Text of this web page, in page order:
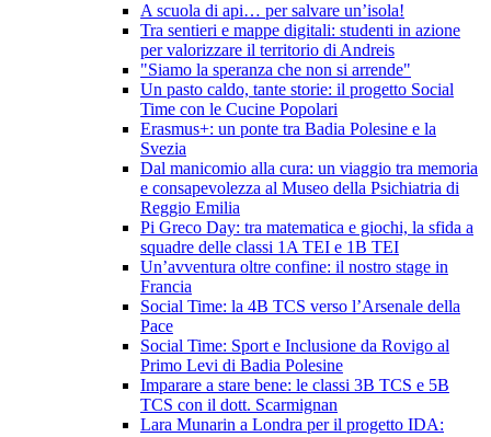
A scuola di api… per salvare un’isola!
Tra sentieri e mappe digitali: studenti in azione
per valorizzare il territorio di Andreis
"Siamo la speranza che non si arrende"
Un pasto caldo, tante storie: il progetto Social
Time con le Cucine Popolari
Erasmus+: un ponte tra Badia Polesine e la
Svezia
Dal manicomio alla cura: un viaggio tra memoria
e consapevolezza al Museo della Psichiatria di
Reggio Emilia
Pi Greco Day: tra matematica e giochi, la sfida a
squadre delle classi 1A TEI e 1B TEI
Un’avventura oltre confine: il nostro stage in
Francia
Social Time: la 4B TCS verso l’Arsenale della
Pace
Social Time: Sport e Inclusione da Rovigo al
Primo Levi di Badia Polesine
Imparare a stare bene: le classi 3B TCS e 5B
TCS con il dott. Scarmignan
Lara Munarin a Londra per il progetto IDA: